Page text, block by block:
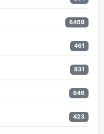
6469
461
831
646
423